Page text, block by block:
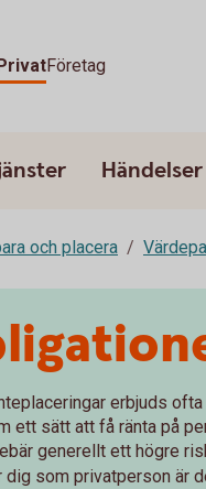
Företag
och placera
erbjuds
ett sätt att få ränta på
generellt ett högre
dig som privatperson är